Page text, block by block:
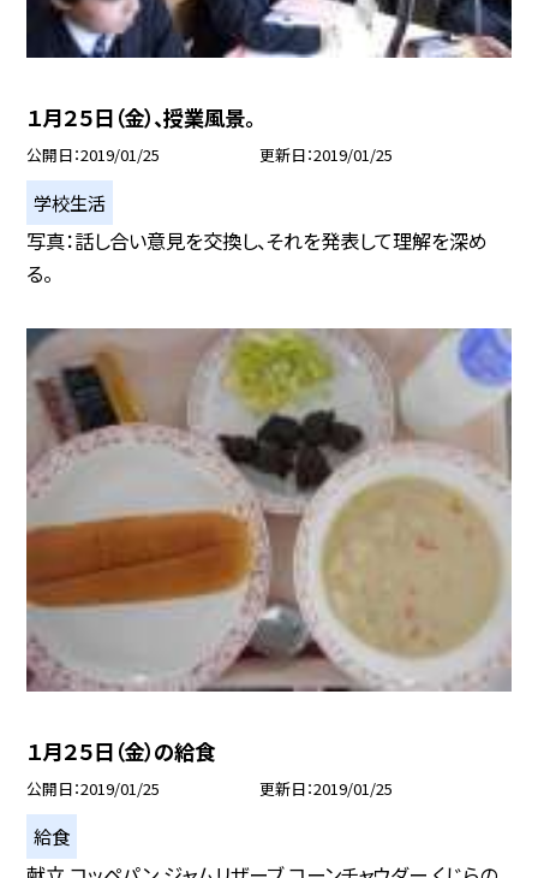
１月２５日（金）、授業風景。
公開日 2019/01/25 更新日 2019/01/25
学校生活
写真：話し合い意見を交換し、それを発表して理解を深め
る。
１月２５日（金）の給食
公開日 2019/01/25 更新日 2019/01/25
給食